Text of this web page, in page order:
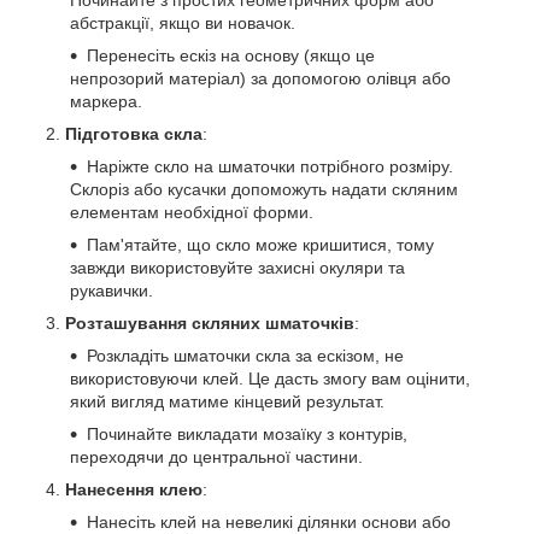
абстракції, якщо ви новачок.
Перенесіть ескіз на основу (якщо це
непрозорий матеріал) за допомогою олівця або
маркера.
Підготовка скла:
Наріжте скло на шматочки потрібного розміру.
Склоріз або кусачки допоможуть надати скляним
елементам необхідної форми.
Пам'ятайте, що скло може кришитися, тому
завжди використовуйте захисні окуляри та
рукавички.
Розташування скляних шматочків:
Розкладіть шматочки скла за ескізом, не
використовуючи клей. Це дасть змогу вам оцінити,
який вигляд матиме кінцевий результат.
Починайте викладати мозаїку з контурів,
переходячи до центральної частини.
Нанесення клею:
Нанесіть клей на невеликі ділянки основи або